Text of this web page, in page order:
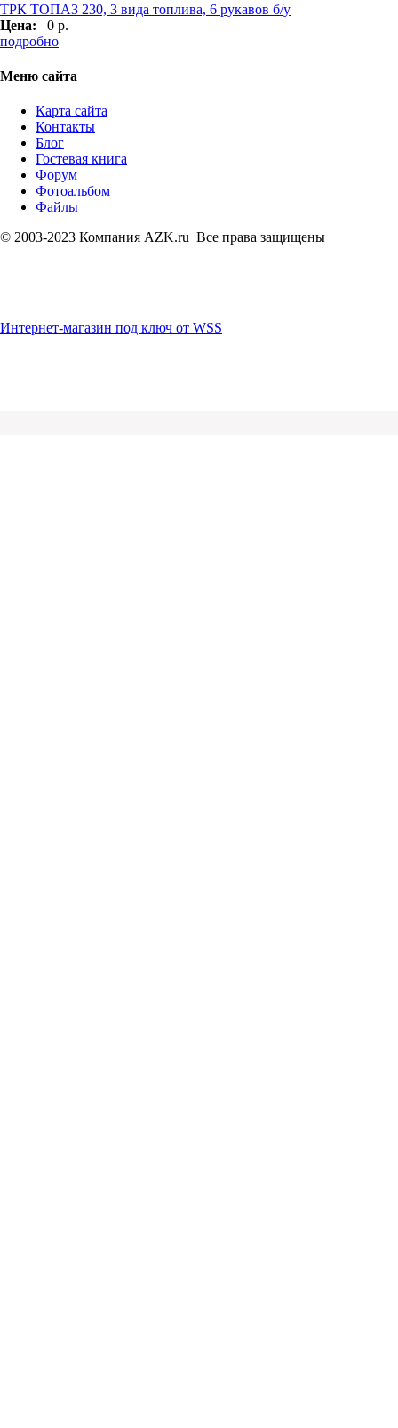
ТРК ТОПАЗ 230, 3 вида топлива, 6 рукавов б/у
Цена:
0 р.
подробно
Меню сайта
Карта сайта
Контакты
Блог
Гостевая книга
Форум
Фотоальбом
Файлы
© 2003-2023 Компания AZK.ru Все права защищены
Интернет-магазин под ключ от WSS